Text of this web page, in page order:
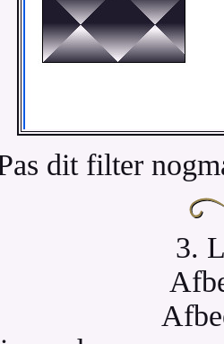
dit filter
3.